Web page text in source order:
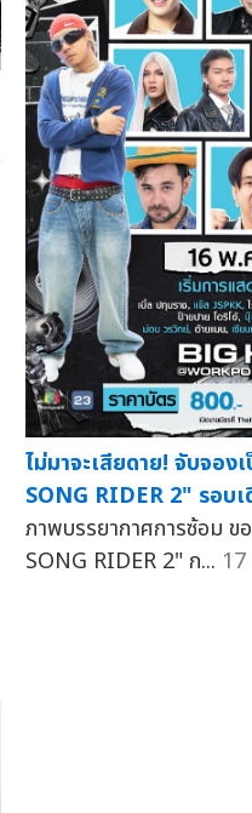
ไม่มาจะเสียดาย! จับจอง
SONG RIDER 2" รอบเ
ภาพบรรยากาศการซ้อม ข
SONG RIDER 2" ก...